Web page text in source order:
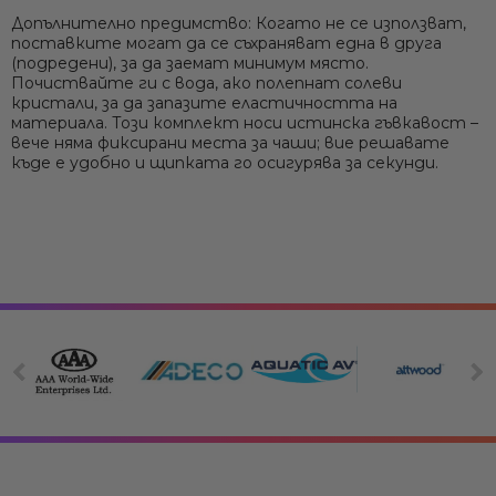
Допълнително предимство: Когато не се използват,
поставките могат да се съхраняват една в друга
(подредени), за да заемат минимум място.
Почиствайте ги с вода, ако полепнат солеви
кристали, за да запазите еластичността на
материала. Този комплект носи истинска гъвкавост –
вече няма фиксирани места за чаши; вие решавате
къде е удобно и щипката го осигурява за секунди.